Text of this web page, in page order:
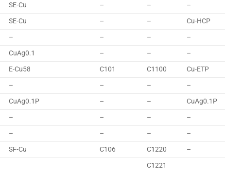
SE-Cu – –
–
SE-Cu – –
Cu-HCP
– – –
–
CuAg0.1 – –
–
E-Cu58 C101 C1100
Cu-ETP
– – –
–
CuAg0.1P – –
CuAg0.1P
– – –
–
– – –
–
SF-Cu C106 C1220
–
C1221